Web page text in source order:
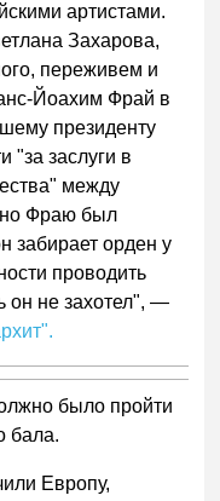
артистами.
Захарова,
переживем и
Йоахим Фрай в
президенту
"за заслуги в
между
Фраю был
забирает орден у
проводить
он не захотел", —
было пройти
бала.
Европу,